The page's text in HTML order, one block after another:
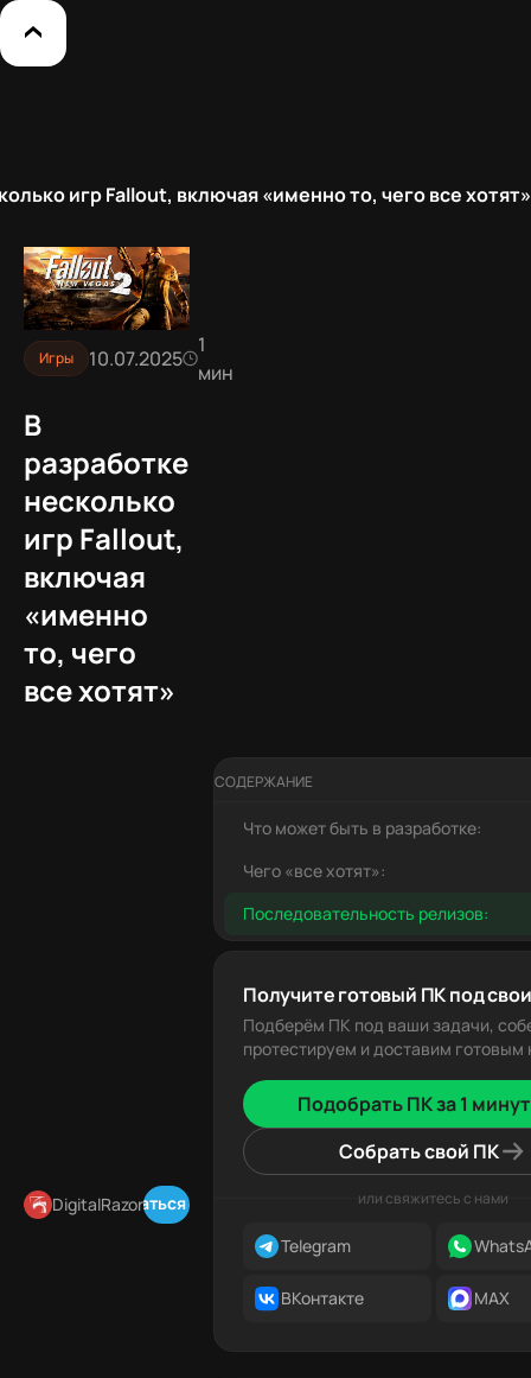
игр Fallout, включая «именно то, чего все хотят»
Игры 10.07.2025
1
мин
В
разработке
несколько
игр Fallout,
включая
«именно
то, чего
все хотят»
DigitalRazor
Подписаться в Telegram
СОДЕРЖАНИЕ
Что может быть в разработке:
Чего «все хотят»:
Последовательность релизов:
Получите готовый ПК под
Подберём ПК под ваши задачи,
протестируем и доставим готовым
Подобрать ПК за 1
Собрать свой ПК
или свяжитесь с нами
Telegram
ВКонтакте MAX